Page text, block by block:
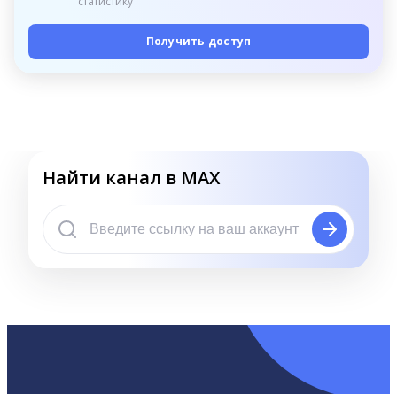
Получить доступ
Найти канал в MAX